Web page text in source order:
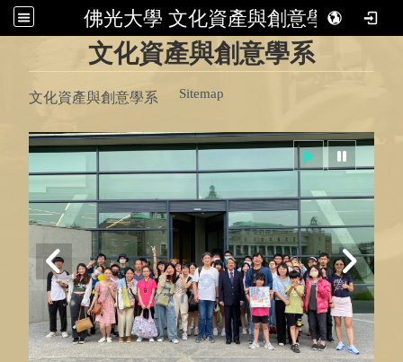
佛光大學 文化資產與創意學系
:::
文化資產與創意學系
Sitemap
文化資產與創意學系